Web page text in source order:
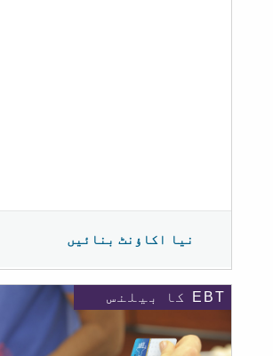
نیا اکاؤنٹ بنائیں
EBT کا بیلنس